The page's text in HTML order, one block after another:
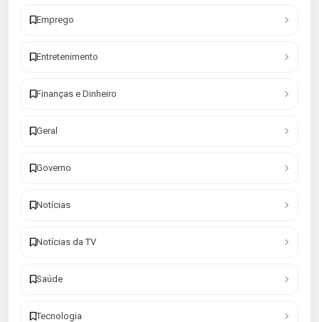
Emprego
Entretenimento
Finanças e Dinheiro
Geral
Governo
Notícias
Notícias da TV
Saúde
Tecnologia